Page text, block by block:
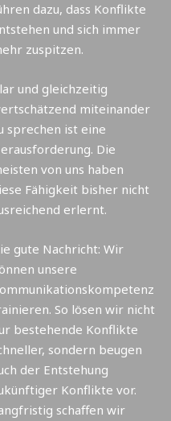
dazu, dass Konflikte
und sich immer
zuspitzen.
und gleichzeitig
miteinander
sprechen ist eine
Die
von uns haben
Fähigkeit bisher nicht
erlernt.
gute Nachricht: Wir
unsere
So lösen wir nicht
bestehende Konflikte
sondern beugen
der Entstehung
Konflikte vor.
schaffen wir